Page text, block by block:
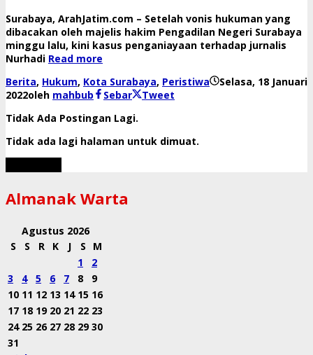
Surabaya, ArahJatim.com – Setelah vonis hukuman yang
dibacakan oleh majelis hakim Pengadilan Negeri Surabaya
minggu lalu, kini kasus penganiayaan terhadap jurnalis
Nurhadi Read more
Berita, Hukum, Kota Surabaya, Peristiwa
Selasa, 18 Januari
2022oleh mahbub Sebar
Tweet
Tidak Ada Postingan Lagi.
Tidak ada lagi halaman untuk dimuat.
Almanak Warta
Agustus 2026
S
S R K J S
M
1
2
3
4 5 6 7 8
9
10 11 12 13 14 15 16
17 18 19 20 21 22 23
24 25 26 27 28 29 30
31